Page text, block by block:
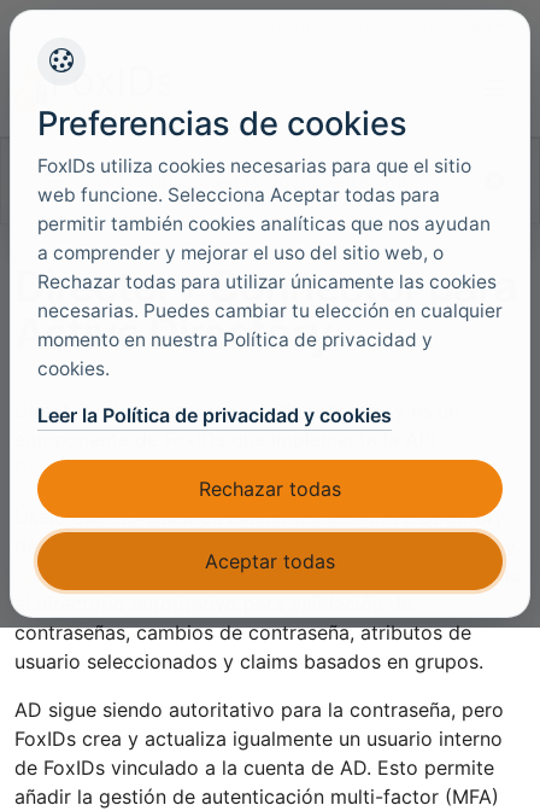
Idiomas
Buscar en la documentación
Directory Connector para
Active Directory
Directory Connector para Active Directory es un
Directory Connector
Úselo cuando usuarios existentes de Active Directory
deban iniciar sesión en aplicaciones
OpenID Connecty
SAML 2.0
a través de FoxIDs, mientras AD sigue siendo
el directorio autoritativo para validación de
contraseñas, cambios de contraseña, atributos de
usuario seleccionados y claims basados en grupos.
AD sigue siendo autoritativo para la contraseña, pero
FoxIDs crea y actualiza igualmente un usuario interno
de FoxIDs vinculado a la cuenta de AD. Esto permite
añadir la gestión de autenticación multi-factor (MFA)
Preferencias de cookies
FoxIDs utiliza cookies necesarias para que el sitio
web funcione. Selecciona Aceptar todas para
permitir también cookies analíticas que nos ayudan
a comprender y mejorar el uso del sitio web, o
Rechazar todas para utilizar únicamente las cookies
necesarias. Puedes cambiar tu elección en cualquier
momento en nuestra Política de privacidad y
cookies.
Leer la Política de privacidad y cookies
Rechazar todas
Aceptar todas